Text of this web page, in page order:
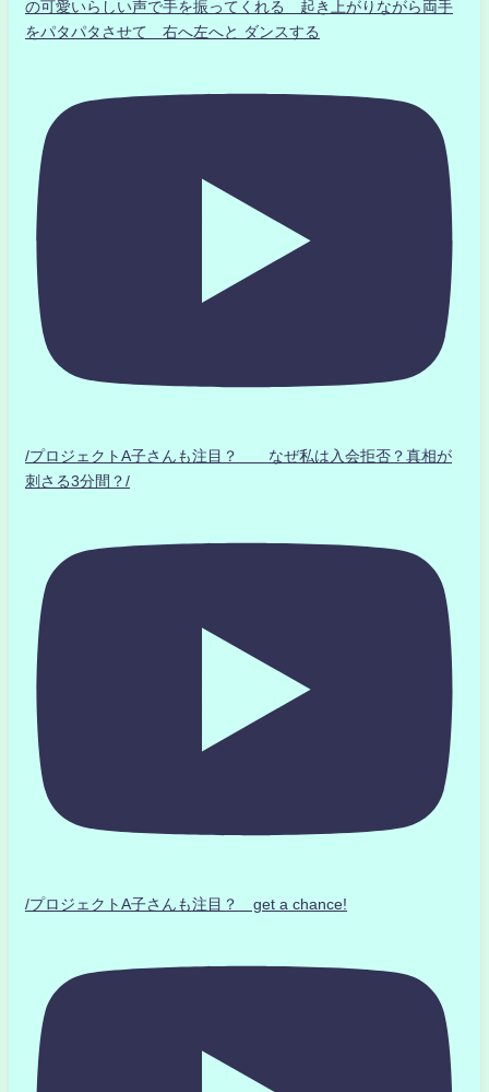
の可愛いらしい声で手を振ってくれる 起き上がりながら両手
をパタパタさせて 右へ左へと ダンスする
/プロジェクトA子さんも注目？ なぜ私は入会拒否？真相が
刺さる3分間？/
/プロジェクトA子さんも注目？ get a chance!